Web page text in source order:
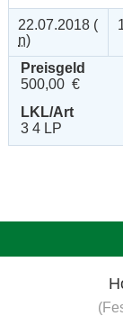
22.07.2018 (
n)
Preisgeld
500,00 €
LKL/Art
3 4 LP